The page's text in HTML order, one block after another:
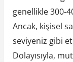
genellikle 300-
Ancak, kişisel
seviyeniz gibi
Dolayısıyla,